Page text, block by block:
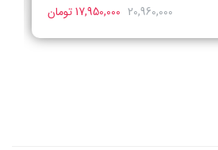
20,960,000 17,950,000 تومان